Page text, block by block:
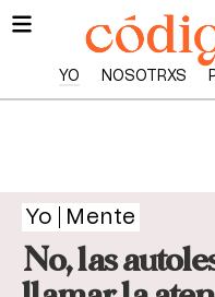
YO NOSOTRXS
Yo Mente
No, las